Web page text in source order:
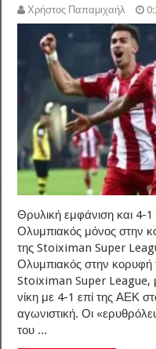
Χρήστος Παπαμιχαήλ
Θρυλική εμφάνιση και
Ολυμπιακός μόνος στην
της Stoiximan Super
Ολυμπιακός στην κορυφή
Stoiximan Super League,
νίκη με 4-1 επί της ΑΕΚ
αγωνιστική. Οι
του ...